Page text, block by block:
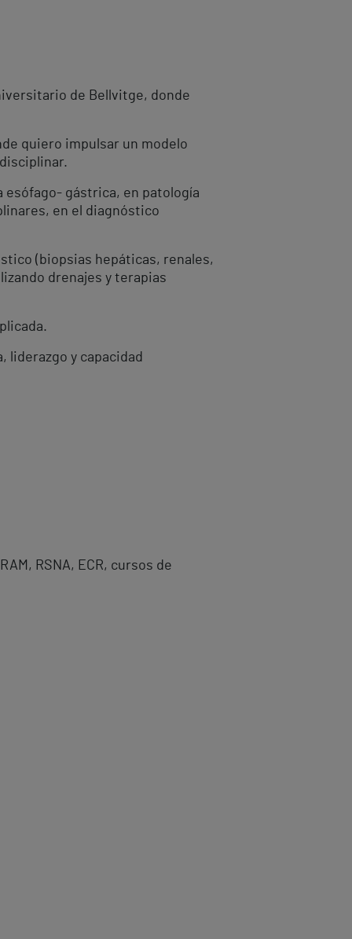
de Bellvitge, donde
quiero impulsar un modelo
esófago- gástrica, en patología
en el diagnóstico
(biopsias hepáticas, renales,
drenajes y terapias
y capacidad
RSNA, ECR, cursos de